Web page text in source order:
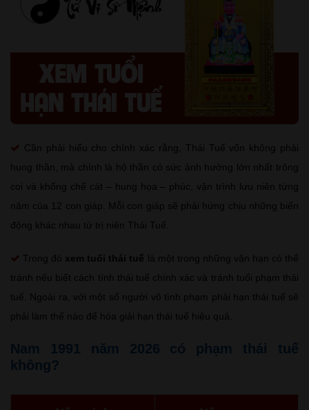
Cần phải hiểu cho chính xác rằng, Thái Tuế vốn không phải
hung thần, mà chính là hộ thần có sức ảnh hưởng lớn nhất trông
coi và khống chế cát – hung họa – phúc, vận trình lưu niên từng
năm của 12 con giáp. Mỗi con giáp sẽ phải hứng chịu những biến
động khác nhau từ trị niên Thái Tuế.
Trong đó xem tuổi thái tuế là một trong những vận hạn có thể
tránh nếu biết cách tính thái tuế chính xác và tránh tuổi phạm thái
tuế. Ngoài ra, với một số người vô tình phạm phải hạn thái tuế sẽ
phải làm thế nào để hóa giải hạn thái tuế hiệu quả.
Nam 1991 năm 2026 có phạm thái tuế
không?